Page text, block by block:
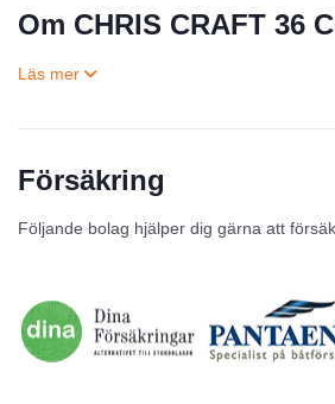
Om CHRIS CRAFT 36
Försäkring
Följande bolag hjälper dig gärna att